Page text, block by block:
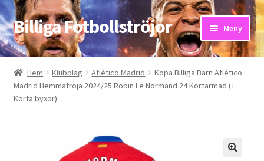
Hoppa
till
navigering
Hoppa
till
innehåll
Billiga Fotbollströjor Meny
Hem
Bloggar
Hem Klubblag Atlético Madrid
Köpa Billiga Barn Atlético
Madrid Hemmatröja 2024/25 Robin Le Normand 24 Kortärmad (+
Korta byxor)